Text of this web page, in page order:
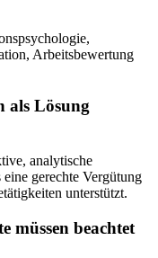
Arbeitsbewertung
als Lösung
analytische
gerechte Vergütung
unterstützt.
müssen beachtet